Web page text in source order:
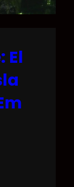
El